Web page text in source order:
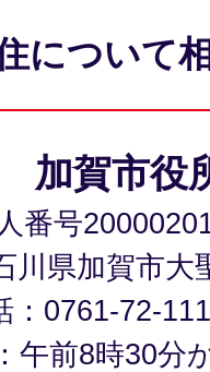
について
加賀市役
人番号
川県加賀市大
：0761-72-
午前8時30分